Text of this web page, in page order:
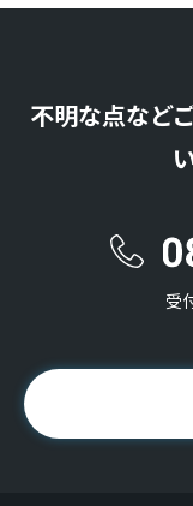
不明な点など
受